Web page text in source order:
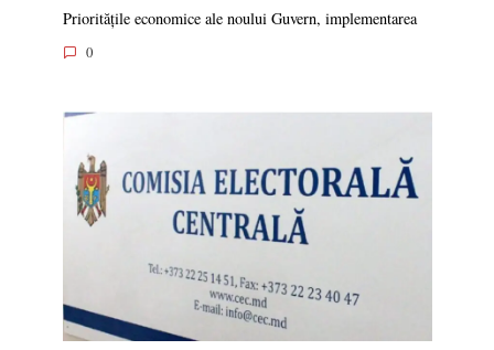
Prioritățile economice ale noului Guvern, implementarea
0